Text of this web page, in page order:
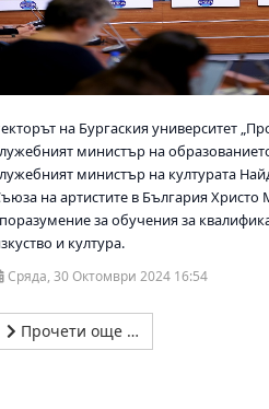
на Бургаския университет
министър на
министър на културата
на артистите в България
за обучения за
и култура.
Сряда, 30 Октомври 2024 16:54
Прочети още …